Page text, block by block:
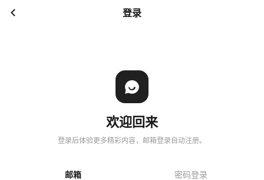
登录
欢迎回来
登录后体验更多精彩内容，邮箱登录自动注册。
邮箱 密码登录